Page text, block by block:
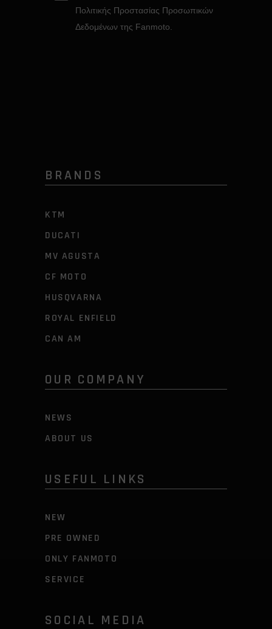
Πολιτικής Προστασίας Προσωπικών
Δεδομένων της Fanmoto.
BRANDS
KTM
DUCATI
MV AGUSTA
CF MOTO
HUSQVARNA
ROYAL ENFIELD
CAN AM
OUR COMPANY
NEWS
ABOUT US
USEFUL LINKS
NEW
PRE OWNED
ONLY FANMOTO
SERVICE
SOCIAL MEDIA